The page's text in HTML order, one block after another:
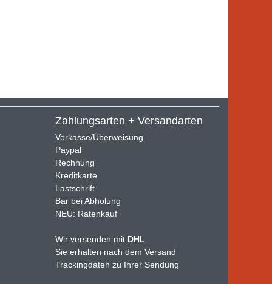
Zahlungsarten + Versandarten
Vorkasse/Überweisung
Paypal
Rechnung
Kreditkarte
Lastschrift
Bar bei Abholung
NEU: Ratenkauf
Wir versenden mit DHL
Sie erhalten nach dem Versand
Trackingdaten zu Ihrer Sendung